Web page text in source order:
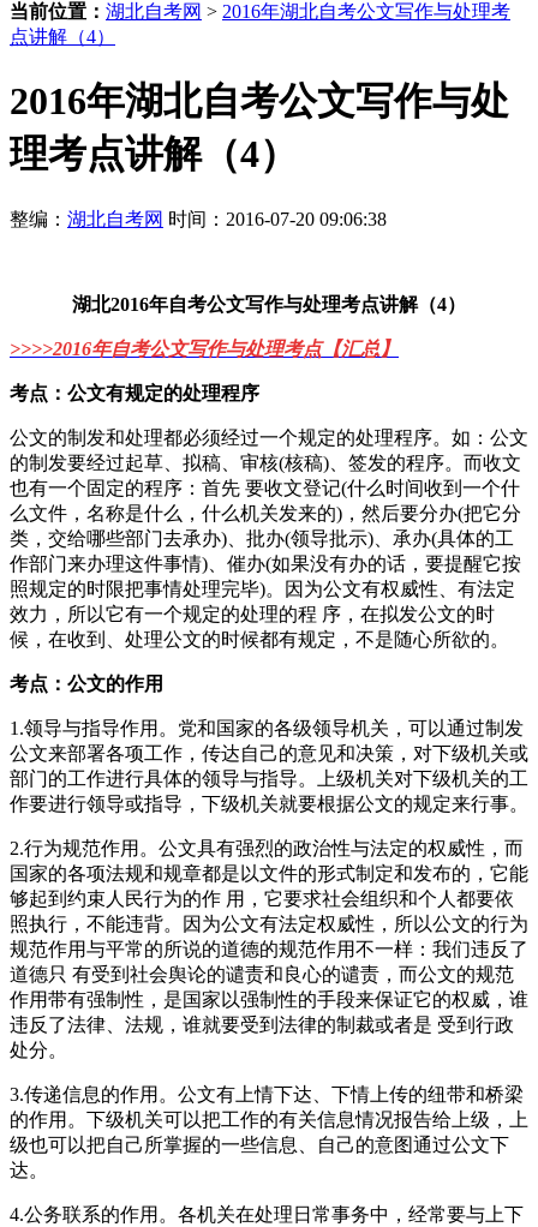
当前位置： 湖北自考网 > 2016年湖北自考公文写作与处理考
点讲解（4）
2016年湖北自考公文写作与处
理考点讲解（4）
整编： 湖北自考网 时间：2016-07-20 09:06:38
湖北2016年自考公文写作与处理考点讲解（4）
>>>>2016年自考公文写作与处理考点【汇总】
考点：公文有规定的处理程序
公文的制发和处理都必须经过一个规定的处理程序。如：公文
的制发要经过起草、拟稿、审核(核稿)、签发的程序。而收文
也有一个固定的程序：首先 要收文登记(什么时间收到一个什
么文件，名称是什么，什么机关发来的)，然后要分办(把它分
类，交给哪些部门去承办)、批办(领导批示)、承办(具体的工
作部门来办理这件事情)、催办(如果没有办的话，要提醒它按
照规定的时限把事情处理完毕)。因为公文有权威性、有法定
效力，所以它有一个规定的处理的程 序，在拟发公文的时
候，在收到、处理公文的时候都有规定，不是随心所欲的。
考点：公文的作用
1.领导与指导作用。党和国家的各级领导机关，可以通过制发
公文来部署各项工作，传达自己的意见和决策，对下级机关或
部门的工作进行具体的领导与指导。上级机关对下级机关的工
作要进行领导或指导，下级机关就要根据公文的规定来行事。
2.行为规范作用。公文具有强烈的政治性与法定的权威性，而
国家的各项法规和规章都是以文件的形式制定和发布的，它能
够起到约束人民行为的作 用，它要求社会组织和个人都要依
照执行，不能违背。因为公文有法定权威性，所以公文的行为
规范作用与平常的所说的道德的规范作用不一样：我们违反了
道德只 有受到社会舆论的谴责和良心的谴责，而公文的规范
作用带有强制性，是国家以强制性的手段来保证它的权威，谁
违反了法律、法规，谁就要受到法律的制裁或者是 受到行政
处分。
3.传递信息的作用。公文有上情下达、下情上传的纽带和桥梁
的作用。下级机关可以把工作的有关信息情况报告给上级，上
级也可以把自己所掌握的一些信息、自己的意图通过公文下
达。
4.公务联系的作用。各机关在处理日常事务中，经常要与上下